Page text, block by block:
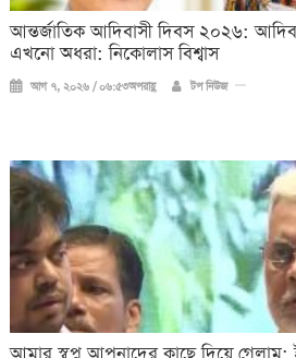
আন্তর্জাতিক আদিবাসী দিবস ২০২৬:
এখনো অধরা: নিকোলাস বিশ্বাস
আগ ৭, ২০২৬ / ০৬:৫৩অপরাহ্ণ টপ নিউজ